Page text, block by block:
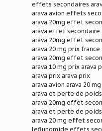
effets secondaires
arava avion effets
arava 20mg effet
arava effet
arava 20mg effet
arava 20 mg prix
arava 20mg effet
arava 10 mg prix arava
arava prix arava prix
arava avion arava 20
arava et perte de
arava 20mg effet
arava et perte de
arava 20 mg effet
leflunomide effets